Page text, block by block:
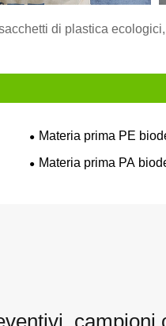
di plastica
Materia prima PE
Materia prima PA
campioni